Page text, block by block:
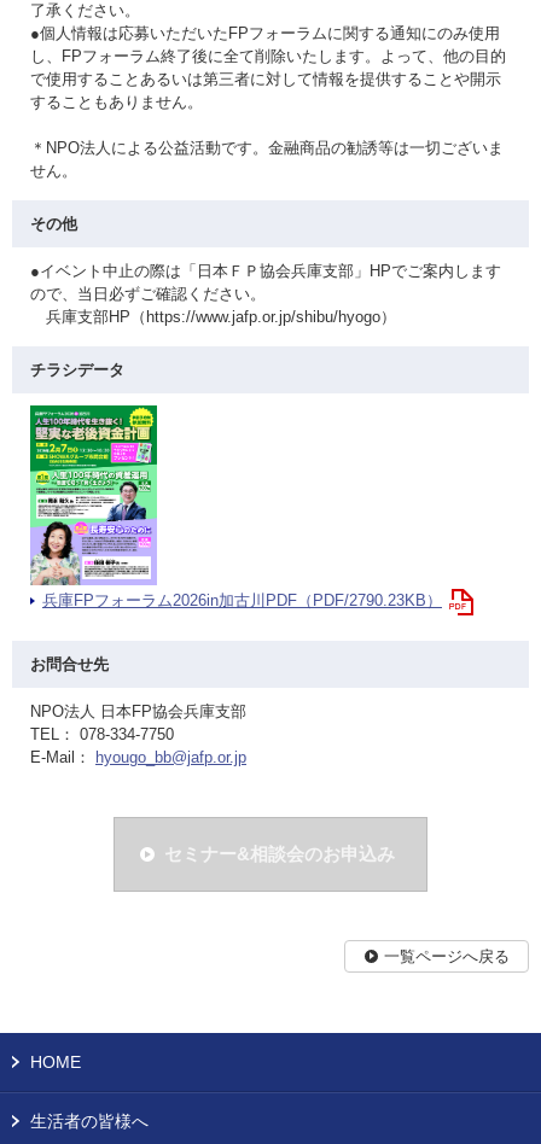
了承ください。
●個人情報は応募いただいたFPフォーラムに関する通知にのみ使用
し、FPフォーラム終了後に全て削除いたします。よって、他の目的
で使用することあるいは第三者に対して情報を提供することや開示
することもありません。
＊NPO法人による公益活動です。金融商品の勧誘等は一切ございま
せん。
その他
●イベント中止の際は「日本ＦＰ協会兵庫支部」HPでご案内します
ので、当日必ずご確認ください。
兵庫支部HP（https://www.jafp.or.jp/shibu/hyogo）
チラシデータ
兵庫FPフォーラム2026in加古川PDF（PDF/2790.23KB）
お問合せ先
NPO法人 日本FP協会兵庫支部
TEL： 078-334-7750
E-Mail：
hyougo_bb@jafp.or.jp
セミナー&相談会のお申込み
一覧ページへ戻る
HOME
生活者の皆様へ